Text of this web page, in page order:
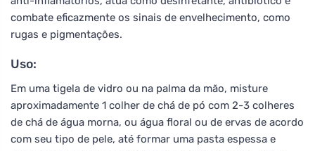
combate eficazmente os sinais de envelhecimento, como
rugas e pigmentações.
Uso:
Em uma tigela de vidro ou na palma da mão, misture
aproximadamente 1 colher de chá de pó com 2-3 colheres
de chá de água morna, ou água floral ou de ervas de acordo
com seu tipo de pele, até formar uma pasta espessa e